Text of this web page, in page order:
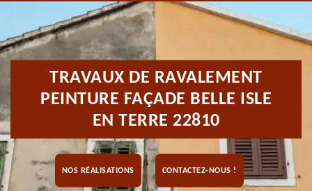
TRAVAUX DE RAVALEMENT
PEINTURE FAÇADE BELLE ISLE
EN TERRE 22810
NOS RÉALISATIONS CONTACTEZ-NOUS !